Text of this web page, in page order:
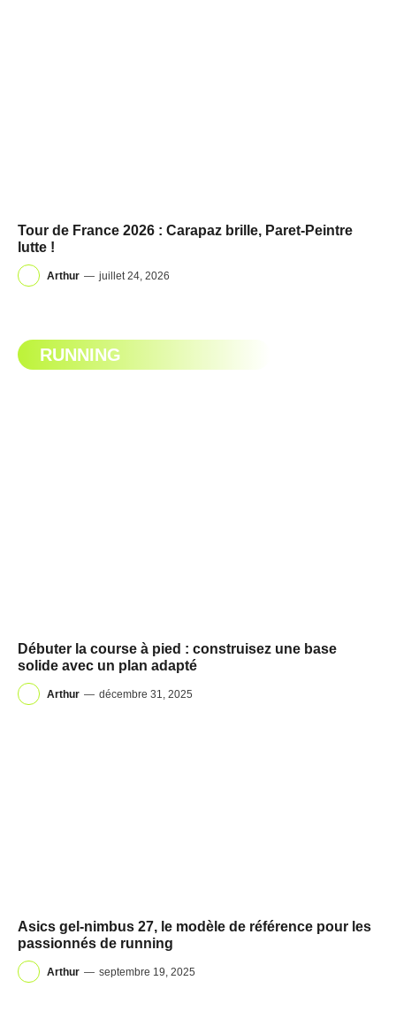
Tour de France 2026 : Carapaz brille, Paret-Peintre
lutte !
Arthur — juillet 24, 2026
RUNNING
Débuter la course à pied : construisez une base
solide avec un plan adapté
Arthur — décembre 31, 2025
Asics gel-nimbus 27, le modèle de référence pour les
passionnés de running
Arthur — septembre 19, 2025